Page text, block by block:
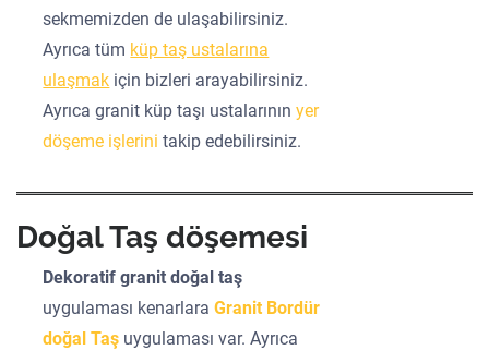
sekmemizden de ulaşabilirsiniz.
Ayrıca tüm küp taş ustalarına
ulaşmak için bizleri arayabilirsiniz.
Ayrıca granit küp taşı ustalarının yer
döşeme işlerini takip edebilirsiniz.
Doğal Taş döşemesi
Dekoratif granit doğal taş
uygulaması kenarlaraGranit Bordür
doğal Taş uygulaması var. Ayrıca